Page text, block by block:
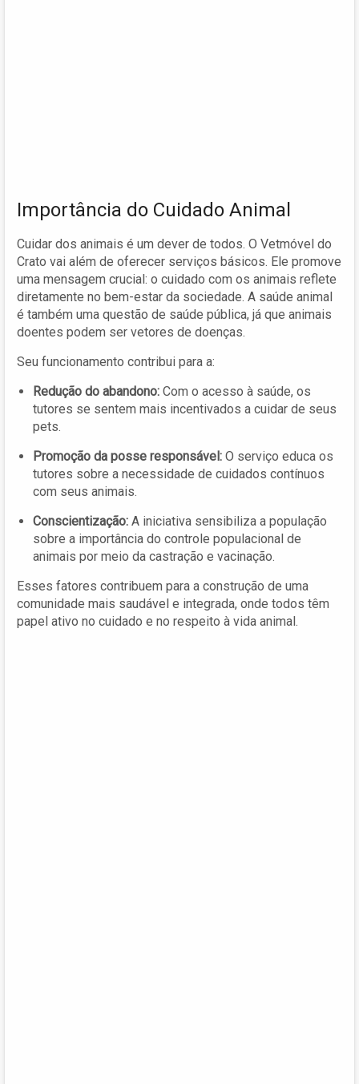
Importância do Cuidado Animal
Cuidar dos animais é um dever de todos. O Vetmóvel do
Crato vai além de oferecer serviços básicos. Ele promove
uma mensagem crucial: o cuidado com os animais reflete
diretamente no bem-estar da sociedade. A saúde animal
é também uma questão de saúde pública, já que animais
doentes podem ser vetores de doenças.
Seu funcionamento contribui para a:
Redução do abandono: Com o acesso à saúde, os
tutores se sentem mais incentivados a cuidar de seus
pets.
Promoção da posse responsável: O serviço educa os
tutores sobre a necessidade de cuidados contínuos
com seus animais.
Conscientização: A iniciativa sensibiliza a população
sobre a importância do controle populacional de
animais por meio da castração e vacinação.
Esses fatores contribuem para a construção de uma
comunidade mais saudável e integrada, onde todos têm
papel ativo no cuidado e no respeito à vida animal.